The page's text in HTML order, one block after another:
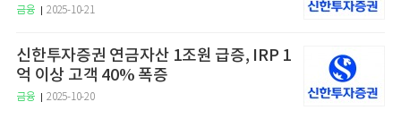
금융 2025-10-21
신한투자증권 연금자산 1조원 급증, IRP 1
억 이상 고객 40% 폭증
금융 2025-10-20